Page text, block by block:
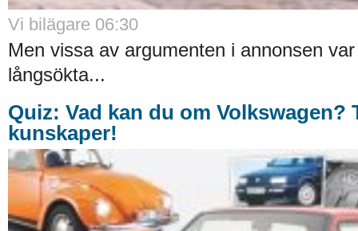
Vi bilägare 06:30
Men vissa av argumenten i annonsen
långsökta...
Quiz: Vad kan du om Volkswagen?
kunskaper!